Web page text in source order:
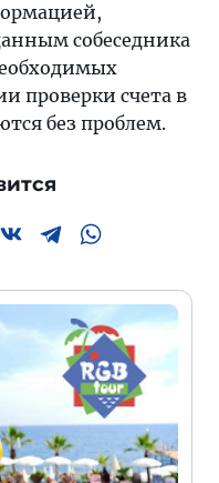
собеседника
проверки счета в
без проблем.